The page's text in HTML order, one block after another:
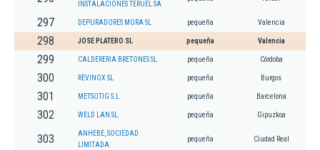
INSTALACIONES TERUEL SA
297 DEPURADORES MORA SL pequeña Valencia
298 JOSE PLATERO SL pequeña Valencia
299 CALDERERIA BRETONES SL pequeña Córdoba
300 REVINOX SL pequeña Burgos
301 METSOTIG S.L. pequeña Barcelona
302 WELD LAN SL. pequeña Gipuzkoa
303
ANHEBE, SOCIEDAD
LIMITADA.
pequeña Ciudad Real